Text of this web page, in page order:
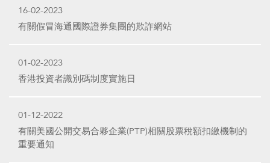
16-02-2023
有關假冒海通國際證券集團的欺詐網站
01-02-2023
香港投資者識別碼制度實施日
01-12-2022
有關美國公開交易合夥企業(PTP)相關股票稅額扣繳機制的
重要通知